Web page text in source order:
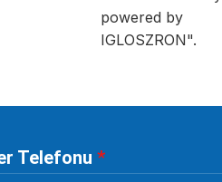
Telefonu *